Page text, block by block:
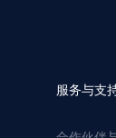
服务与支